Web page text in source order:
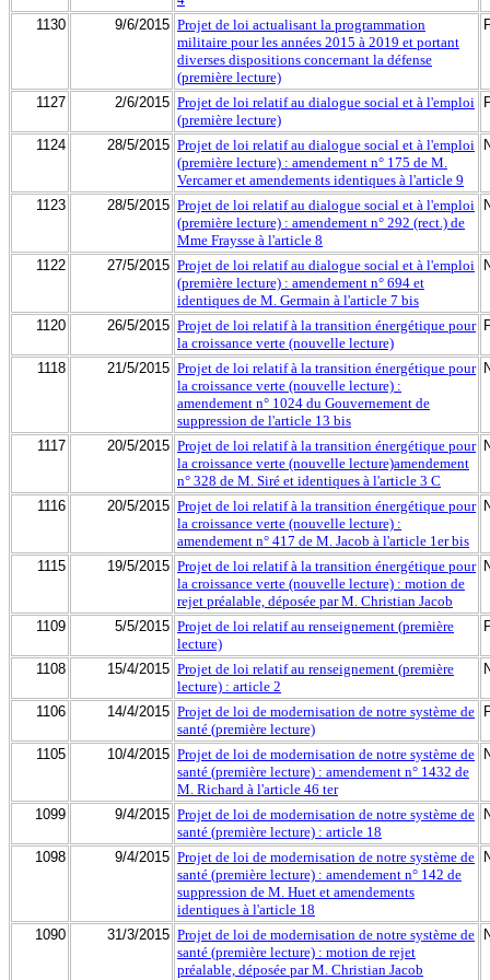
1130
9/6/2015 Projet de loi actualisant la programmation
militaire pour les années 2015 à 2019 et portant
diverses dispositions concernant la défense
(première lecture)
1127 2/6/2015 Projet de loi relatif au dialogue social et à l'emploi
(première lecture)
1124 28/5/2015 Projet de loi relatif au dialogue social et à l'emploi
(première lecture) : amendement n° 175 de M.
Vercamer et amendements identiques à l'article 9
1123 28/5/2015 Projet de loi relatif au dialogue social et à l'emploi
(première lecture) : amendement n° 292 (rect.) de
Mme Fraysse à l'article 8
1122 27/5/2015 Projet de loi relatif au dialogue social et à l'emploi
(première lecture) : amendement n° 694 et
identiques de M. Germain à l'article 7 bis
1120 26/5/2015 Projet de loi relatif à la transition énergétique pour
la croissance verte (nouvelle lecture)
1118 21/5/2015 Projet de loi relatif à la transition énergétique pour
la croissance verte (nouvelle lecture) :
amendement n° 1024 du Gouvernement de
suppression de l'article 13 bis
1117 20/5/2015 Projet de loi relatif à la transition énergétique pour
la croissance verte (nouvelle lecture)amendement
n° 328 de M. Siré et identiques à l'article 3 C
1116 20/5/2015 Projet de loi relatif à la transition énergétique pour
la croissance verte (nouvelle lecture) :
amendement n° 417 de M. Jacob à l'article 1er bis
1115 19/5/2015 Projet de loi relatif à la transition énergétique pour
la croissance verte (nouvelle lecture) : motion de
rejet préalable, déposée par M. Christian Jacob
1109 5/5/2015 Projet de loi relatif au renseignement (première
lecture)
1108 15/4/2015 Projet de loi relatif au renseignement (première
lecture) : article 2
1106 14/4/2015 Projet de loi de modernisation de notre système de
santé (première lecture)
1105 10/4/2015 Projet de loi de modernisation de notre système de
santé (première lecture) : amendement n° 1432 de
M. Richard à l'article 46 ter
1099 9/4/2015 Projet de loi de modernisation de notre système de
santé (première lecture) : article 18
1098 9/4/2015 Projet de loi de modernisation de notre système de
santé (première lecture) : amendement n° 142 de
suppression de M. Huet et amendements
identiques à l'article 18
1090 31/3/2015 Projet de loi de modernisation de notre système de
santé (première lecture) : motion de rejet
préalable, déposée par M. Christian Jacob